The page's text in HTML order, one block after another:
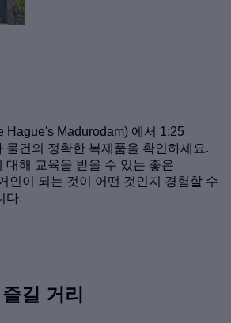
Hague's Madurodam) 에서 1:25
물건의 정확한 복제품을 확인하세요.
대해 교육을 받을 수 있는 좋은
인이 되는 것이 어떤 것인지 경험할 수
다.
길 거리